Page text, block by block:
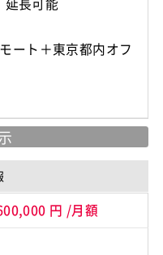
ート＋東京都内オフ
円 /月額